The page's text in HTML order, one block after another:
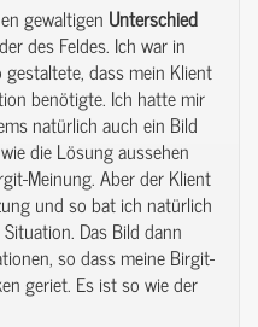
gewaltigen Unterschied
des Feldes. Ich war in
dass mein Klient
benötigte. Ich hatte mir
natürlich auch ein Bild
die Lösung aussehen
Meinung. Aber der Klient
und so bat ich natürlich
Das Bild dann
so dass meine Birgit-
geriet. Es ist so wie der